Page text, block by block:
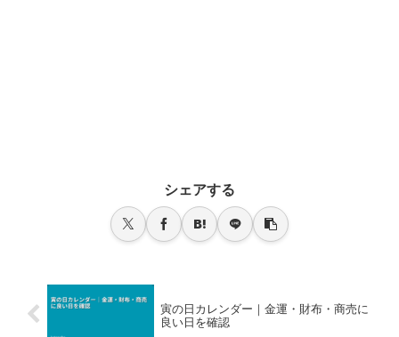
シェアする
寅の日カレンダー｜金運・財布・商売に
良い日を確認